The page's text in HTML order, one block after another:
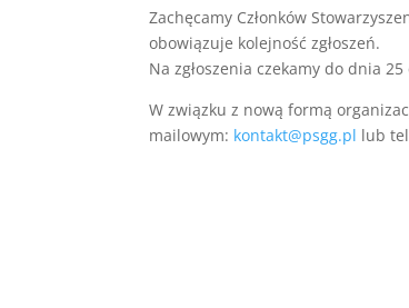
Zachęcamy Członków
obowiązuje kolejność zgłoszeń.
Na zgłoszenia czekamy do dnia 25
W związku z nową formą
mailowym: kontakt@psgg.pl lub